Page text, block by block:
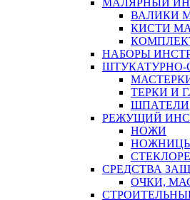
МАЛЯРНЫЙ
ВАЛИКИ
КИСТИ
НАБОРЫ
ТЕРКИ И
ШПАТЕЛИ
РЕЖУЩИЙ
НОЖИ
СРЕДСТВА
ОЧКИ,